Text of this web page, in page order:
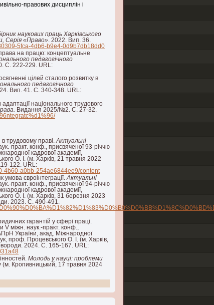
правових дисциплін і
наукових праць Харківського
Серія «Право» . 2022. Вип. 36.
5fca-4db6-b9e4-0d9b7db18dd0
права на працю: концептуальне
педагогічного
С. 222-229. URL:
цілей сталого розвитку в
педагогічного
Вип. 41. С. 340-348. URL:
національного трудового
Видання 2025/№2. С. 27-32.
трудовому праві.Актуальні
практ. конф., присвяченої 93-річчю
кадрової академії,
О. І. (м. Харків, 21 травня 2022
122. URL:
4b60-a0bb-254ae6844ee9/content
умова євроінтеграції.Актуальні
практ. конф., присвяченої 94-річчю
кадрової академії,
О. І. (м. Харків, 31 березня 2023
2023. С. 490-491.
гарантій у сфері праці.
V міжн. наук.-практ. конф.,
України, акад. Міжнародної
проф. Процевського О. І. (м. Харків,
2024. С. 165-167. URL:
Молодь у науці: проблеми
(м. Кропивницький, 17 травня 2024